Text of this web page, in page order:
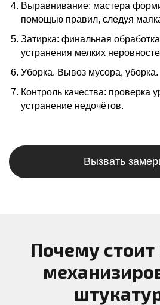
Выравнивание: мастера
помощью правил, следуя
Затирка: финальная
устранения мелких
Уборка. Вывоз мусора, уборка.
Контроль качества: проверка
устранение недочётов.
Вызвать
Почему